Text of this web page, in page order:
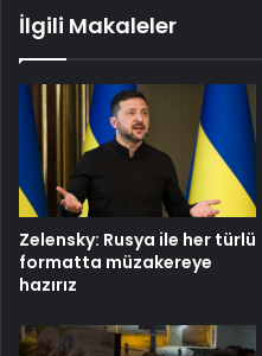
İlgili Makaleler
Zelensky: Rusya ile her türlü
formatta müzakereye
hazırız